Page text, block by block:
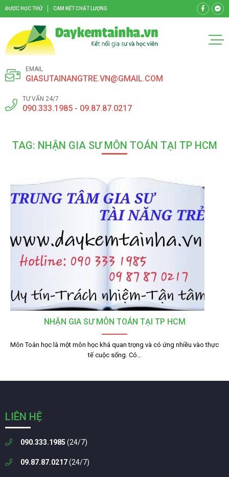
ĐƯỢC HỌC THỬ CAM KẾT CHẤT LƯỢNG
EMAIL
GIASUTAINANGTRE.VN@GMAIL.COM
TƯ VẤN 24/7
090.333.1985 - 09.87.87.0217
TAG: NHẬN GIA SƯ MÔN TOÁN TẠI TP HCM
NHẬN GIA SƯ MÔN TOÁN TẠI TP HCM
Môn Toán học là một môn học khá quan trọng và có ứng nhiều vào thực
tế cuộc sống. Có…
LIÊN HỆ
090.333.1985 (24/7)
09.87.87.0217(24/7)